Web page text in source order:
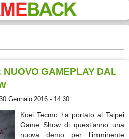
NUOVO GAMEPLAY DAL
Gennaio 2016 - 14:30
Koei Tecmo ha portato al Taipei
Game Show di quest’anno una
nuova demo per l’imminente